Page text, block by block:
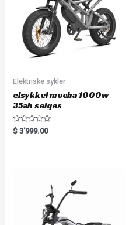
Elektriske sykler
elsykkel mocha 1000w
35ah selges
R
a
$ 3'999.00